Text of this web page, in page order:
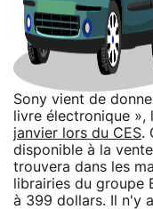
Sony vient de
livre électronique »,
janvier lors du CES.
disponible à la
trouvera dans les
librairies du groupe
à 399 dollars. Il n'y